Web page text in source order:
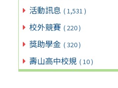
活動訊息 ( 1,531 )
校外競賽 ( 220 )
獎助學金 ( 320 )
壽山高中校規 ( 10 )